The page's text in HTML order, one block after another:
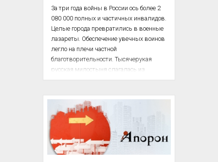
За три года войны в России ось более 2
080 000 полных и частичных инвалидов.
Целые города превратились в военные
лазареты. Обеспечение увечных воинов
легло на плечи частной
благотворительности. Тысячерукая
русская милостыня слагалась из
пожертвований всех званий и сословий
года Николай II передал под госпиталь
зимнюю резиденцию русских царей –
Зимний дворец. Поручик Александр
Куприн с женой Елизаветой и дочкой
Ксенией устроил лазарет в своем доме в
Гатчине. В Воронеже в знак уважения к